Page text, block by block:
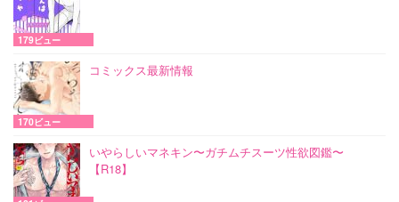
179ビュー
コミックス最新情報
170ビュー
いやらしいマネキン〜ガチムチスーツ性欲図鑑〜
【R18】